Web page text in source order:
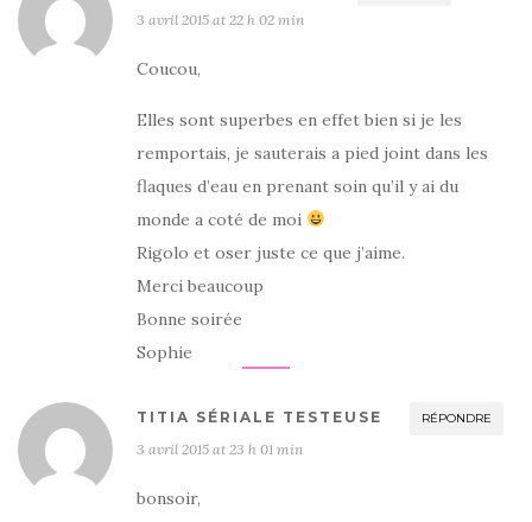
3 avril 2015 at 22 h 02 min
Coucou,
Elles sont superbes en effet bien si je les
remportais, je sauterais a pied joint dans les
flaques d’eau en prenant soin qu’il y ai du
monde a coté de moi
Rigolo et oser juste ce que j’aime.
Merci beaucoup
Bonne soirée
Sophie
TITIA SÉRIALE TESTEUSE RÉPONDRE
3 avril 2015 at 23 h 01 min
bonsoir,